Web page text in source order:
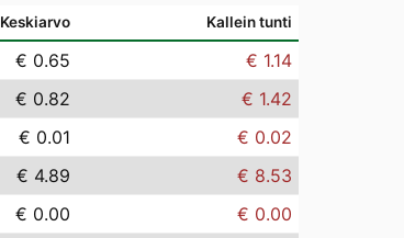
Keskiarvo Kallein tunti
€ 0.65
€ 1.14
€ 0.82
€ 1.42
€ 0.01
€ 0.02
€ 4.89
€ 8.53
€ 0.00
€ 0.00